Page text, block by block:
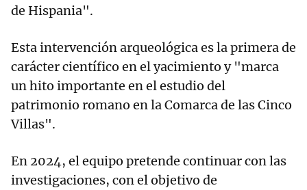
de Hispania".
Esta intervención arqueológica es la primera de
carácter científico en el yacimiento y "marca
un hito importante en el estudio del
patrimonio romano en la Comarca de las Cinco
Villas".
En 2024, el equipo pretende continuar con las
investigaciones, con el objetivo de